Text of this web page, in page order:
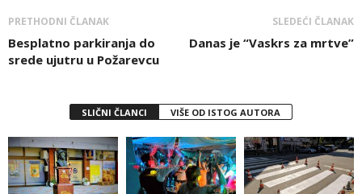
PRETHODNI ČLANAK
Besplatno parkiranja do
srede ujutru u Požarevcu
SLEDEĆI ČLANAK
Danas je “Vaskrs za mrtve”
SLIČNI ČLANCI VIŠE OD ISTOG AUTORA